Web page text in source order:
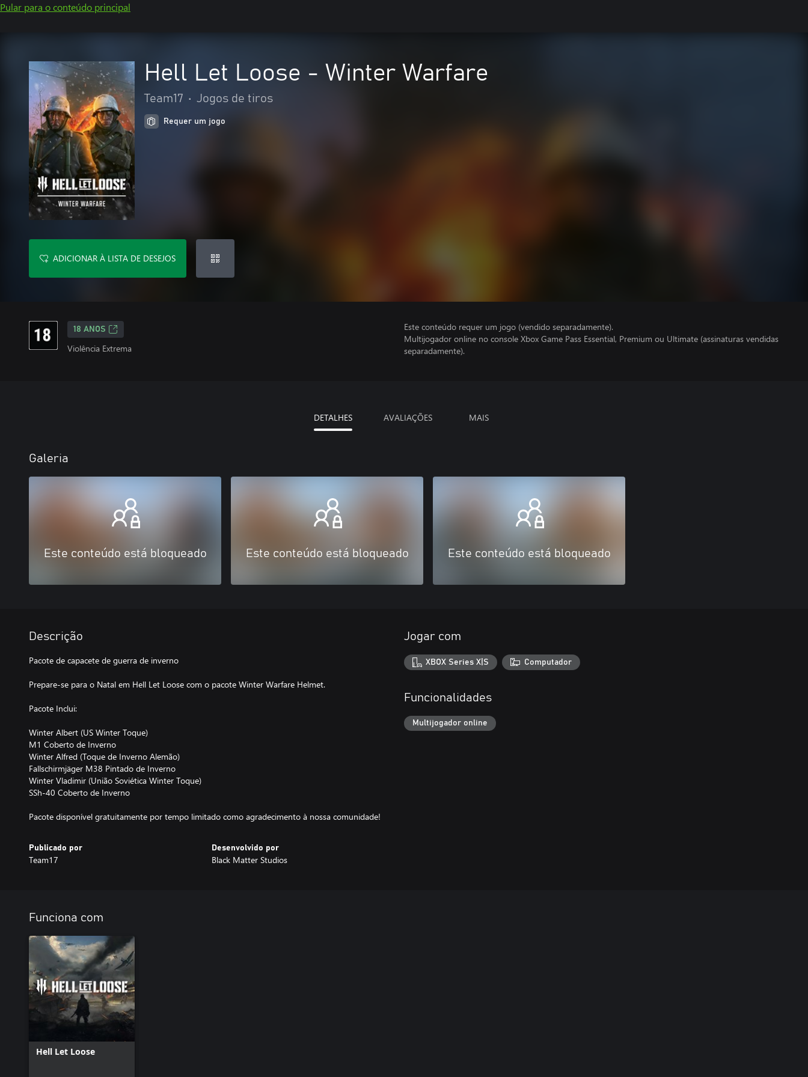
Pular para o conteúdo principal
Hell Let Loose - Winter Warfare
Team17 • Jogos de tiros
Requer um jogo
ADICIONAR À LISTA DE DESEJOS
18 ANOS
Violência Extrema
Este conteúdo requer um jogo (vendido separadamente).
Multijogador online no console Xbox Game Pass Essential, Premium ou Ultimate (assinaturas vendidas
separadamente).
DETALHES AVALIAÇÕES MAIS
Galeria
Este conteúdo está bloqueado Este conteúdo está bloqueado Este conteúdo está bloqueado
Descrição
Pacote de capacete de guerra de inverno
Prepare-se para o Natal em Hell Let Loose com o pacote Winter Warfare Helmet.
Pacote Inclui:
Winter Albert (US Winter Toque)
M1 Coberto de Inverno
Winter Alfred (Toque de Inverno Alemão)
Fallschirmjäger M38 Pintado de Inverno
Winter Vladimir (União Soviética Winter Toque)
SSh-40 Coberto de Inverno
Pacote disponível gratuitamente por tempo limitado como agradecimento à nossa comunidade!
Publicado por
Team17
Desenvolvido por
Black Matter Studios
Jogar com
XBOX Series X|S Computador
Funcionalidades
Multijogador online
Funciona com
Hell Let Loose